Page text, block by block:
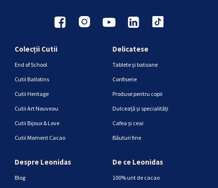
Colecții Cutii
End of School
Cutii Ballotins
Cutii Heritage
Cutii Art Nouveau
Cutii Bijoux & Love
Cutii Moment Cacao
Delicatese
Tablete și batoane
Confiserie
Produse pentru copii
Dulceață și specialități
Cafea și ceai
Băuturi fine
Despre Leonidas
Blog
De ce Leonidas
100% unt de cacao